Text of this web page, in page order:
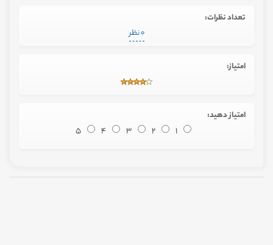
تعداد نظرات:
0 نظر
امتیاز:
امتیاز دهید:
1
2
3
4
5